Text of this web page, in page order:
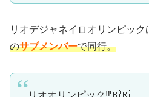
リオデジャネイロオリンピック
のサブメンバーで同行。
リオオリンピック‼︎🇧🇷